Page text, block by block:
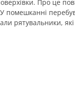
Про це
У помешканні
рятувальники,